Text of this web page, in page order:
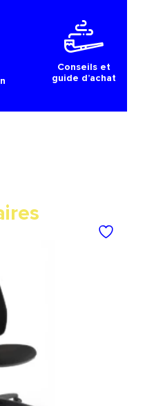
Conseils et
guide d’achat